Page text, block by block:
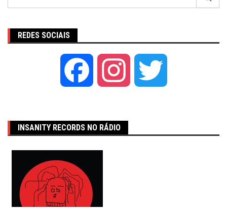
REDES SOCIAIS
Facebook Instagram
INSANITY RECORDS NO RÁDIO